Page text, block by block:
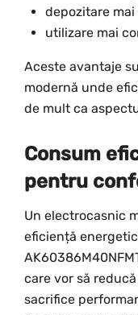
depozitare
utilizare mai
Aceste avantaje
modernă unde
de mult ca
Consum
pentru
Un electrocasnic
eficiență
care vor să
sacrifice